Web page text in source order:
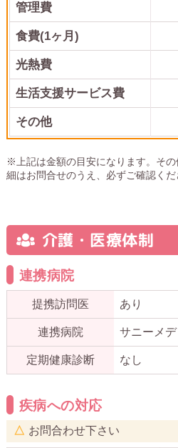
管理費
食費(1ヶ月)
光熱費
生活支援サービス費
その他
※上記は金額の目安になります。そ
細はお問合せのうえ、必ずご確認くだ
介護・医療体制
連携病院
提携訪問医 あり
連携病院 サニーメ
定期健康診断 なし
疾病への対応
お問合わせ下さい